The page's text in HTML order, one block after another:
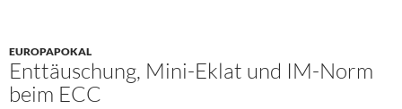
EUROPAPOKAL
Enttäuschung, Mini-Eklat und IM-Norm
beim ECC